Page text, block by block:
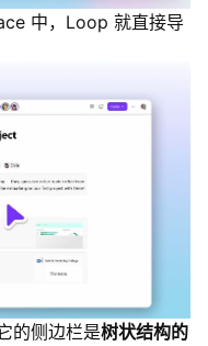
中，Loop 就直接导
的侧边栏是树状结构的